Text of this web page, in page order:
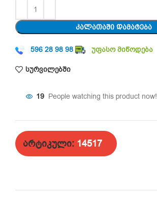
ᲙᲐᲚᲐᲗᲐᲨᲘ ᲓᲐᲛᲐᲢᲔᲑᲐ
596 28 98 98 უფასო მიწოდება
სურვილებში
19 People watching this product now!
არტიკული: 14517